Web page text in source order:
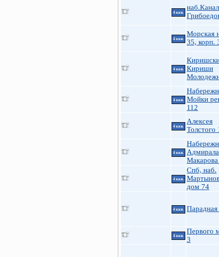
4 ккв.
4 ккв.
Морская
35, корп.
4 ккв.
Кириши
4 ккв.
Мойки
112
4 ккв.
Алексея
Толстого
4 ккв.
Адмирала
4 ккв.
Спб, наб.
дом 74
4 ккв. Парадная
4 ккв.
Первого
3